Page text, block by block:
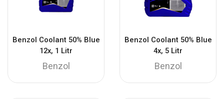
Benzol Coolant 50% Blue
12x, 1 Litr
Benzol
Benzol Coolant 50% Blue
4x, 5 Litr
Benzol